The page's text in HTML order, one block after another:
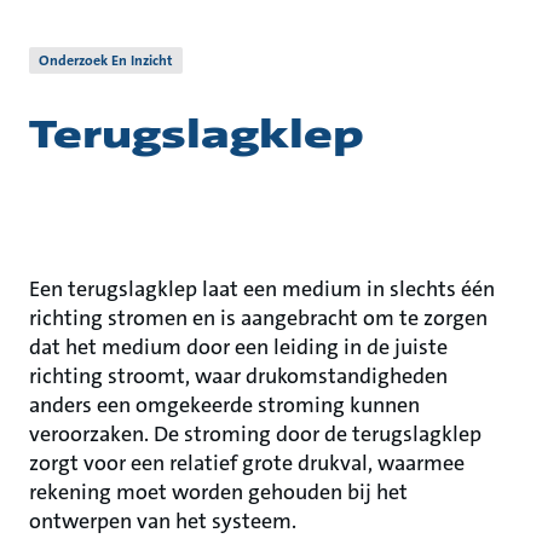
Onderzoek En Inzicht
Terugslagklep
Een terugslagklep laat een medium in slechts één
richting stromen en is aangebracht om te zorgen
dat het medium door een leiding in de juiste
richting stroomt, waar drukomstandigheden
anders een omgekeerde stroming kunnen
veroorzaken. De stroming door de terugslagklep
zorgt voor een relatief grote drukval, waarmee
rekening moet worden gehouden bij het
ontwerpen van het systeem.